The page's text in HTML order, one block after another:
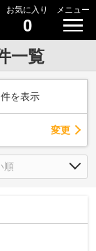
お気に入り
0
メニュー
一覧
件を表示
変更